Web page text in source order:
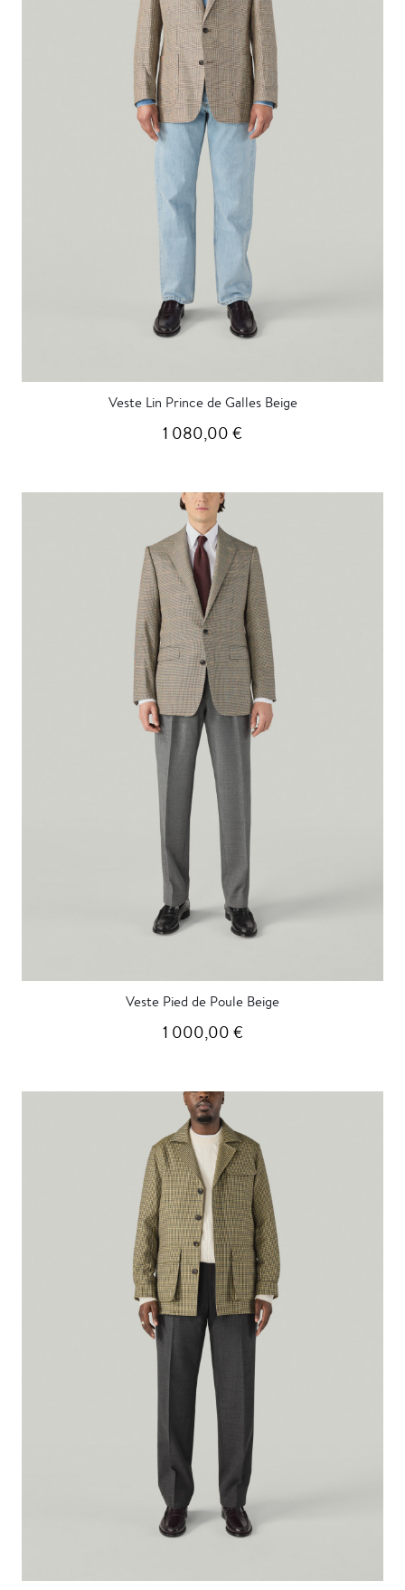
Veste Lin Prince de Galles Beige
1 080,00 €
Veste Pied de Poule Beige
1 000,00 €